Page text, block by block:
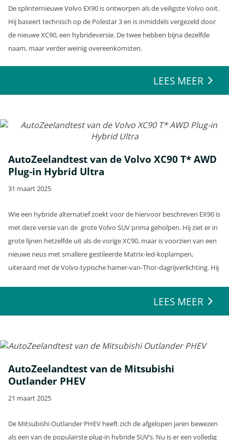
De splinternieuwe Volvo EX90 is ontworpen als de veiligste Volvo ooit.
Hij baseert technisch op de Polestar 3 en is inmiddels vergezeld door
de nieuwe XC90, een hybrideversie. De twee hebben bijna dezelfde
naam, maar verder weinig overeenkomsten.
LEES MEER
AutoZeelandtest van de Volvo XC90 T* AWD
Plug-in Hybrid Ultra
31 maart 2025
Wie een hybride alternatief zoekt voor de hiervoor beschreven EX90 is
met deze versie van de grote Volvo SUV prima geholpen. Hij ziet er in
grote lijnen hetzelfde uit als de vorige XC90, maar is voorzien van een
nieuwe neus met smallere gestileerde Matrix-led-koplampen,
uiteraard met de Volvo-typische hamer-van-Thor-dagrijverlichting. Hij
LEES MEER
AutoZeelandtest van de Mitsubishi
Outlander PHEV
21 maart 2025
De Mitsubishi Outlander PHEV heeft zich de afgelopen jaren bewezen
als een van de populairste plug-in hybride SUV’s. Nu is er een volledig